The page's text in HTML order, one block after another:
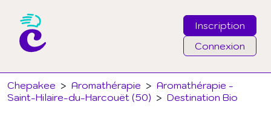
Inscription
Connexion
Chepakee > Aromathérapie > Aromathérapie -
Saint-Hilaire-du-Harcouët (50) > Destination Bio
Email